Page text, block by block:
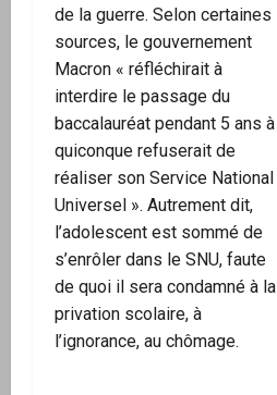
de la guerre. Selon certaines
sources, le gouvernement
Macron « réfléchirait à
interdire le passage du
baccalauréat pendant 5 ans à
quiconque refuserait de
réaliser son Service National
Universel ». Autrement dit,
l’adolescent est sommé de
s’enrôler dans le SNU, faute
de quoi il sera condamné à la
privation scolaire, à
l’ignorance, au chômage.